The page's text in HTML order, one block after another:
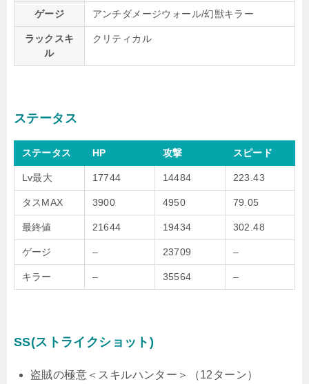
ゲージ アンチダメージウォール/幻獣キラー
ラックスキ
ル
クリティカル
ステータス
ステータス HP 攻撃 スピード
Lv最大 17744 14484 223.43
タスMAX 3900 4950 79.05
最終値 21644 19434 302.48
ゲージ – 23709 –
キラー – 35564 –
SS(ストライクショット)
盗賊の極意＜スキルハンター＞（12ターン）